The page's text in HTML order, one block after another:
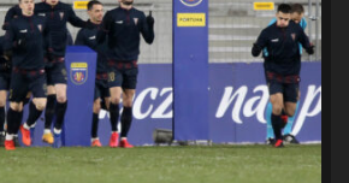
(100) SIEDLECKA(63)
POGOŃ SZCZECIN(72)
STOCZNIA SZCZECIN(40)
SUPERLIGA MĘŻCZYZN (92)
TENIS (26) TREFL SOPOT (26)